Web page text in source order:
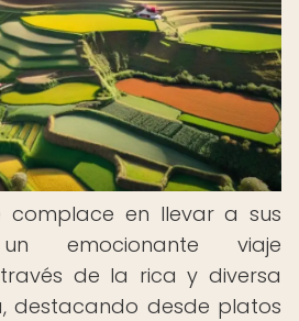
complace en llevar a sus
emocionante viaje
de la rica y diversa
destacando desde platos